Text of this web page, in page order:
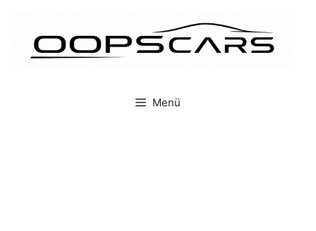
Menü